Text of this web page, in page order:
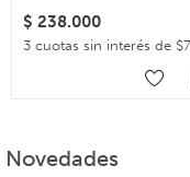
$ 238.000
3 cuotas sin interés de
Novedades